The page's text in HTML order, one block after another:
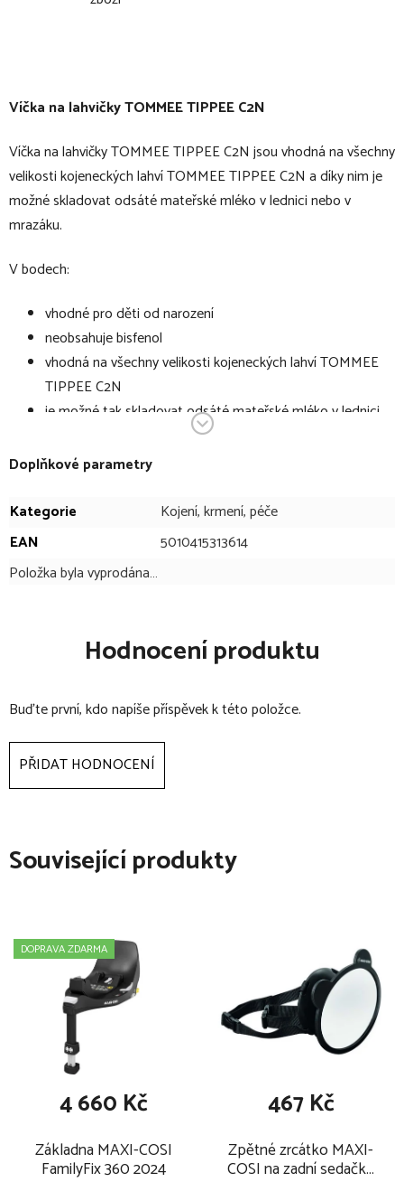
Víčka na lahvičky TOMMEE TIPPEE C2N
Víčka na lahvičky TOMMEE TIPPEE C2N jsou vhodná na všechny
velikosti kojeneckých lahví TOMMEE TIPPEE C2N a díky nim je
možné skladovat odsáté mateřské mléko v lednici nebo v
mrazáku.
V bodech:
vhodné pro děti od narození
neobsahuje bisfenol
vhodná na všechny velikosti kojeneckých lahví TOMMEE
TIPPEE C2N
je možné tak skladovat odsáté mateřské mléko v lednici
Doplňkové parametry
Kategorie
Kojení, krmení, péče
EAN
5010415313614
Položka byla vyprodána…
Hodnocení produktu
Buďte první, kdo napíše příspěvek k této položce.
PŘIDAT HODNOCENÍ
Související produkty
DOPRAVA ZDARMA
Základna MAXI-COSI
FamilyFix 360 2024
4 660 Kč
Zpětné zrcátko MAXI-
COSI na zadní sedačku
467 Kč